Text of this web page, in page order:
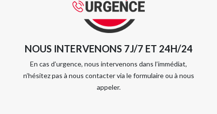
NOUS INTERVENONS 7J/7 ET 24H/24
En cas d’urgence, nous intervenons dans l’immédiat,
n’hésitez pas à nous contacter via le formulaire ou à nous
appeler.